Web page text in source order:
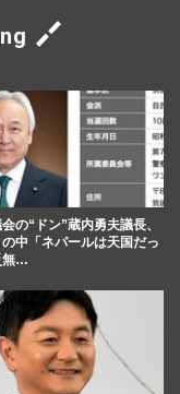
の“ドン”蔵内勇夫議長、
中「ネパールは天国だっ
無…